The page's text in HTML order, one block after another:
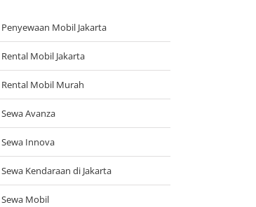
Penyewaan Mobil Jakarta
Rental Mobil Jakarta
Rental Mobil Murah
Sewa Avanza
Sewa Innova
Sewa Kendaraan di Jakarta
Sewa Mobil